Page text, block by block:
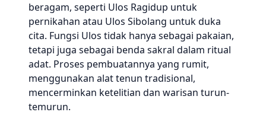
beragam, seperti Ulos Ragidup untuk
pernikahan atau Ulos Sibolang untuk duka
cita. Fungsi Ulos tidak hanya sebagai pakaian,
tetapi juga sebagai benda sakral dalam ritual
adat. Proses pembuatannya yang rumit,
menggunakan alat tenun tradisional,
mencerminkan ketelitian dan warisan turun-
temurun.